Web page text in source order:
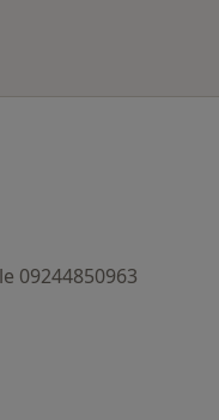
09244850963
scheda
una nuova scheda